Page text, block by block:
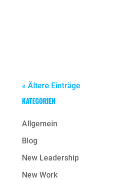
« Ältere Einträge
KATEGORIEN
Allgemein
Blog
New Leadership
New Work